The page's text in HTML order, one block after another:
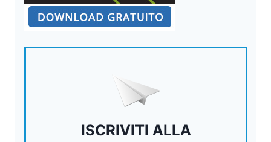
ISCRIVITI ALLA